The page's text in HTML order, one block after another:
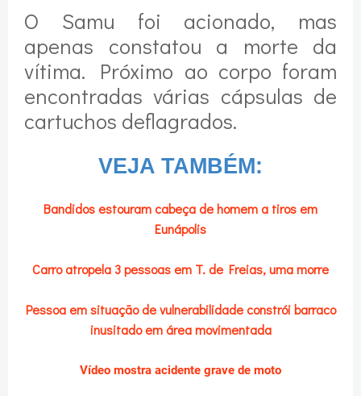
O Samu foi acionado, mas
apenas constatou a morte da
vítima. Próximo ao corpo foram
encontradas várias cápsulas de
cartuchos deflagrados.
VEJA TAMBÉM:
Bandidos estouram cabeça de homem a tiros em
Eunápolis
Carro atropela 3 pessoas em T. de Freias, uma morre
Pessoa em situação de vulnerabilidade constrói barraco
inusitado em área movimentada
Vídeo mostra acidente grave de moto